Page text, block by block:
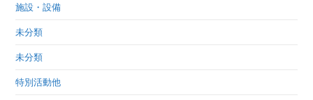
施設・設備
未分類
未分類
特別活動他